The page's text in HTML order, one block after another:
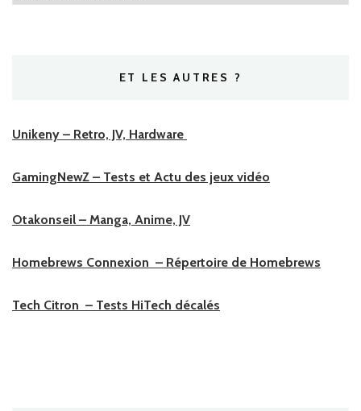
ET LES AUTRES ?
Unikeny – Retro, JV, Hardware
GamingNewZ – Tests et Actu des jeux vidéo
Otakonseil – Manga, Anime, JV
Homebrews Connexion – Répertoire de Homebrews
Tech Citron – Tests HiTech décalés